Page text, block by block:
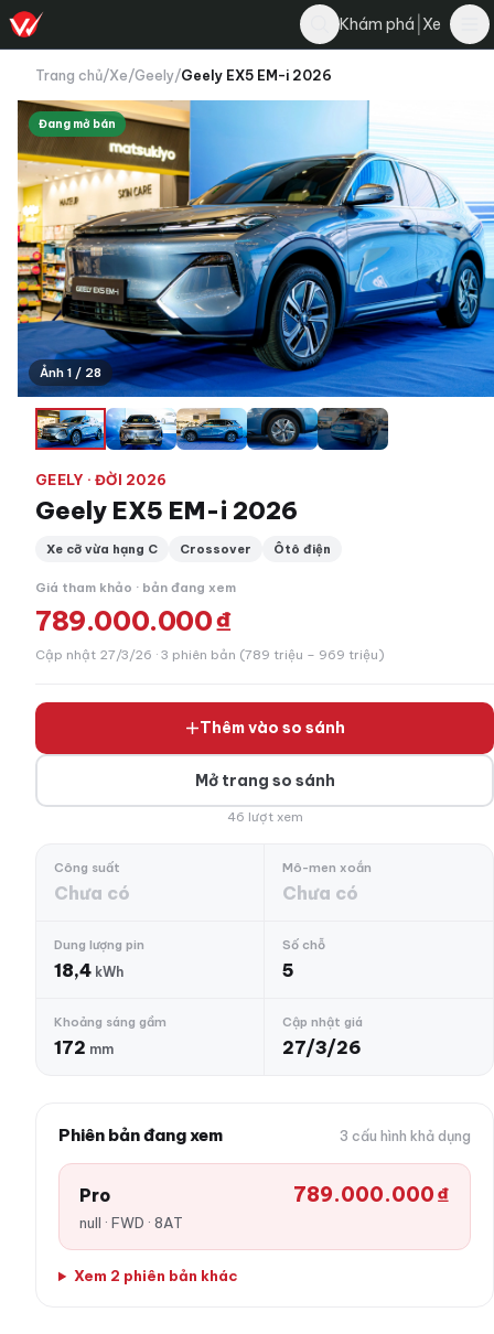
Khám phá Xe
Trang chủ/Xe/Geely/Geely EX5 EM-i 2026
Đang mở bán
Ảnh 1 / 28
GEELY · ĐỜI 2026
Geely EX5 EM-i 2026
Xe cỡ vừa hạng C Crossover Ôtô điện
Giá tham khảo · bản đang xem
789.000.000 ₫
Cập nhật 27/3/26 · 3 phiên bản (789 triệu – 969 triệu)
Thêm vào so sánh
Mở trang so sánh
46 lượt xem
Công suất
Chưa có
Mô-men xoắn
Chưa có
Dung lượng pin
18,4 kWh
Số chỗ
5
Khoảng sáng gầm
172 mm
Cập nhật giá
27/3/26
Phiên bản đang xem 3 cấu hình khả dụng
Pro
null · FWD · 8AT
789.000.000 ₫
Xem 2 phiên bản khác